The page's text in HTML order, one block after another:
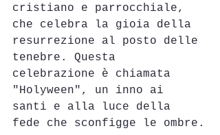
cristiano e parrocchiale,
che celebra la gioia della
resurrezione al posto delle
tenebre. Questa
celebrazione è chiamata
"Holyween", un inno ai
santi e alla luce della
fede che sconfigge le ombre.